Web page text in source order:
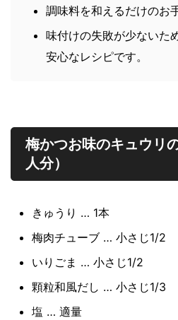
調味料を和えるだけのお
味付けの失敗が少ないた
安心なレシピです。
梅かつお味のキュウリ
人分）
きゅうり … 1本
梅肉チューブ … 小さじ1/2
いりごま … 小さじ1/2
顆粒和風だし … 小さじ1/3
塩 … 適量